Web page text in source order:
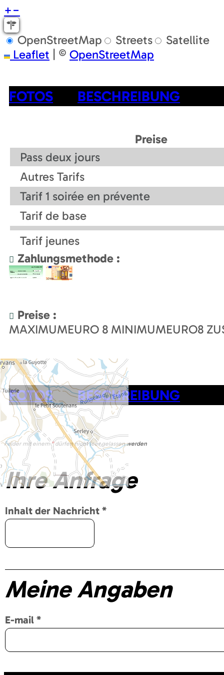
+−
OpenStreetMap Streets
Satellite
Leaflet | © OpenStreetMap
FOTOS BESCHREIBUNG
Preise
Pass deux jours
Autres Tarifs
Tarif 1 soirée en prévente
Tarif de base
Tarif jeunes
Zahlungsmethode :
Preise :
MAXIMUMEURO 8 MINIMUMEURO8
FOTOS BESCHREIBUNG
Felder mit einem*dürfen nicht leer gelassen werden
Ihre Anfrage
Inhalt der Nachricht *
Meine Angaben
E-mail *